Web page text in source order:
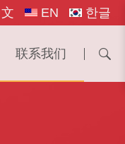
EN 한글
联系我们